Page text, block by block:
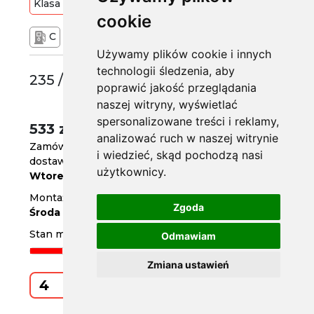
cookie
Używamy plików cookie i innych
technologii śledzenia, aby
poprawić jakość przeglądania
naszej witryny, wyświetlać
spersonalizowane treści i reklamy,
analizować ruch w naszej witrynie
i wiedzieć, skąd pochodzą nasi
użytkownicy.
Zgoda
Odmawiam
Zmiana ustawień
Klasa Średnia 103 V
C
235 /55 R17
533 zł
Zamów do
godz. 14
dostawa za 2 dni
Wtorek
Montaż w serwisie za 3 dni
Środa
Stan magazynowy